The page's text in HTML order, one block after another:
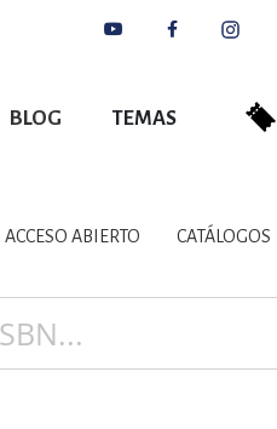
BLOG TEMAS
LITERARIOS
ACCESO ABIERTO CATÁLOGOS